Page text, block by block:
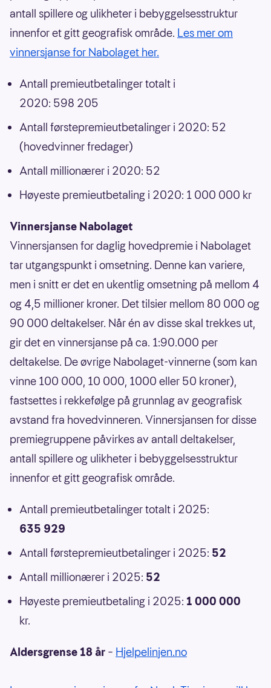
antall spillere og ulikheter i bebyggelsesstruktur
innenfor et gitt geografisk område. Les mer om
vinnersjanse for Nabolaget her.
Antall premieutbetalinger totalt i
2020: 598 205
Antall førstepremieutbetalinger i 2020: 52
(hovedvinner fredager)
Antall millionærer i 2020: 52
Høyeste premieutbetaling i 2020: 1 000 000 kr
Vinnersjanse Nabolaget
Vinnersjansen for daglig hovedpremie i Nabolaget
tar utgangspunkt i omsetning. Denne kan variere,
men i snitt er det en ukentlig omsetning på mellom 4
og 4,5 millioner kroner. Det tilsier mellom 80 000 og
90 000 deltakelser. Når én av disse skal trekkes ut,
gir det en vinnersjanse på ca. 1:90.000 per
deltakelse. De øvrige Nabolaget-vinnerne (som kan
vinne 100 000, 10 000, 1000 eller 50 kroner),
fastsettes i rekkefølge på grunnlag av geografisk
avstand fra hovedvinneren. Vinnersjansen for disse
premiegruppene påvirkes av antall deltakelser,
antall spillere og ulikheter i bebyggelsesstruktur
innenfor et gitt geografisk område.
Antall premieutbetalinger totalt i 2025:
635 929
Antall førstepremieutbetalinger i 2025: 52
Antall millionærer i 2025: 52
Høyeste premieutbetaling i 2025: 1 000 000
kr.
Aldersgrense 18 år – Hjelpelinjen.no